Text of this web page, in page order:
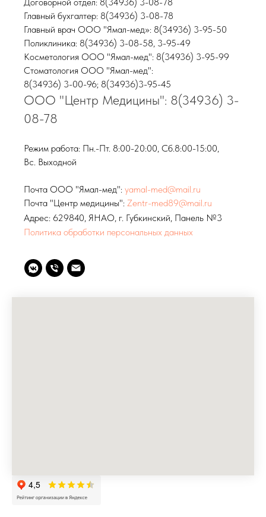
Главный бухгалтер: 8(34936) 3-08-78
Главный врач ООО "Ямал-мед»: 8(34936) 3-95-50
Поликлиника: 8(34936) 3-08-58, 3-95-49
Косметология ООО "Ямал-мед": 8(34936) 3-95-99
Стоматология ООО "Ямал-мед":
8(34936) 3-00-96; 8(34936)3-95-45
ООО "Центр Медицины": 8(34936) 3-
08-78
Режим работа: Пн.-Пт. 8:00-20:00, Сб.8:00-15:00,
Вс. Выходной
Почта ООО "Ямал-мед": yamal-med@mail.ru
Почта "Центр медицины": Zentr-med89@mail.ru
Адрес: 629840, ЯНАО, г. Губкинский, Панель №3
Политика обработки персональных данных